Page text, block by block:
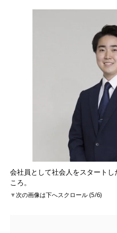
会社員として社会人をスタート
ころ。
▼次の画像は下へスクロール (5/6)